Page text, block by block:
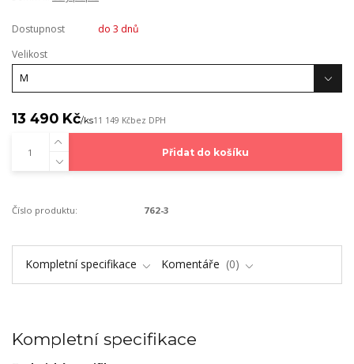
Dostupnost
do 3 dnů
Velikost
13 490 Kč/ks11 149 Kčbez DPH
Přidat do košíku
Číslo produktu: 762-3
Kompletní specifikace Komentáře 0
Kompletní specifikace